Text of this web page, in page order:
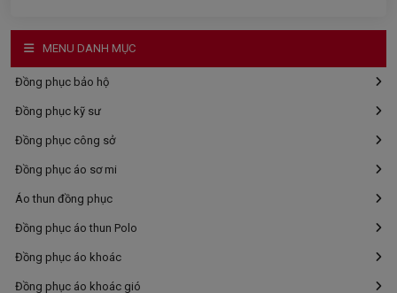
MENU DANH MỤC
Đồng phục bảo hộ
Đồng phục kỹ sư
Đồng phục công sở
Đồng phục áo sơ mi
Áo thun đồng phục
Đồng phục áo thun Polo
Đồng phục áo khoác
Đồng phục áo khoác gió